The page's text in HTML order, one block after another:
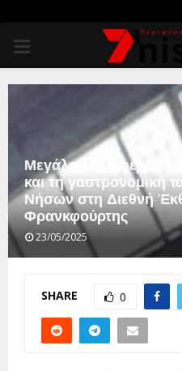
PRIMARY
MENU
Μεγάλο ενδιαφέρον
και τη γαστρονομική
Νήσων στη Διεθνή
Φρανκφούρτης
23/05/2025
SHARE 0